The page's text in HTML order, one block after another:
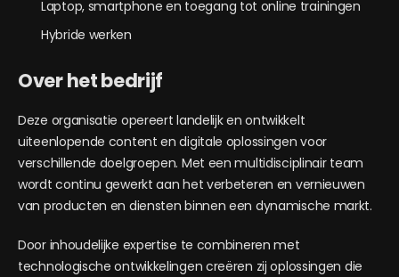
Laptop, smartphone en toegang tot online trainingen
Hybride werken
Over het bedrijf
Deze organisatie opereert landelijk en ontwikkelt
uiteenlopende content en digitale oplossingen voor
verschillende doelgroepen. Met een multidisciplinair team
wordt continu gewerkt aan het verbeteren en vernieuwen
van producten en diensten binnen een dynamische markt.
Door inhoudelijke expertise te combineren met
technologische ontwikkelingen creëren zij oplossingen die